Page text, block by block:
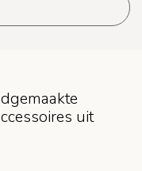
uit